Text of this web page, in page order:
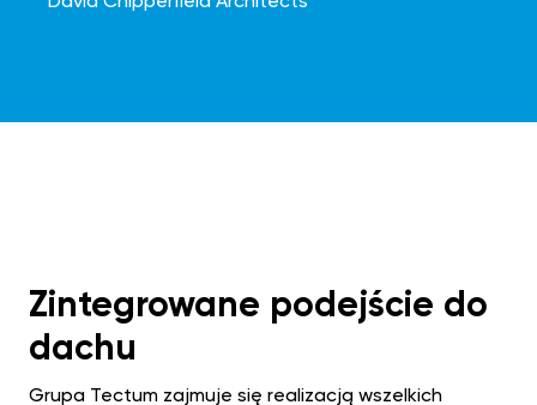
Zintegrowane podejście do
dachu
Grupa Tectum zajmuje się realizacją wszelkich